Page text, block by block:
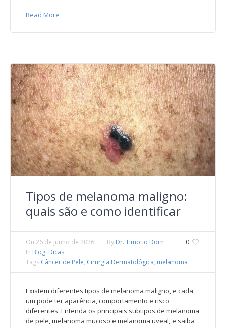
Read More
Tipos de melanoma maligno:
quais são e como identificar
0
On 26 de junho de 2026 By Dr. Timotio Dorn
In Blog, Dicas
Tags Câncer de Pele, Cirurgia Dermatológica, melanoma
Existem diferentes tipos de melanoma maligno, e cada
um pode ter aparência, comportamento e risco
diferentes. Entenda os principais subtipos de melanoma
de pele, melanoma mucoso e melanoma uveal, e saiba